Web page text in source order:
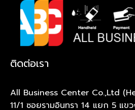
ติดต่อเรา
All Business Center Co.,Ltd
11/1 ซอยรามอินทรา 14 แยก 5 แข